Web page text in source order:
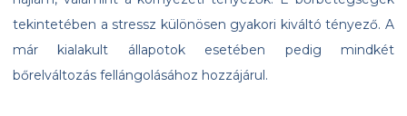
tekintetében a stressz különösen gyakori kiváltó tényező. A
már kialakult állapotok esetében pedig mindkét
bőrelváltozás fellángolásához hozzájárul.